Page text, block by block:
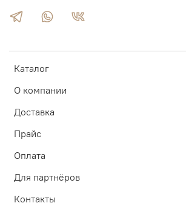
Каталог
О компании
Доставка
Прайс
Оплата
Для партнёров
Контакты